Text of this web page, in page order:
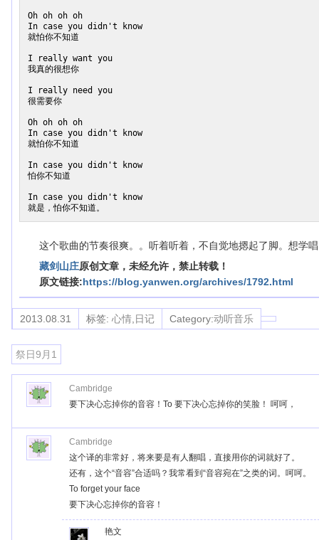
Oh oh oh oh
In case you didn't know
就怕你不知道
I really want you
我真的很想你
I really need you
很需要你
Oh oh oh oh
In case you didn't know
就怕你不知道
In case you didn't know
怕你不知道
In case you didn't know
这个歌曲的节奏很爽。。听着听着，不自觉地摁起了脚。想学
藏剑山庄原创文章，未经允许，禁止转载！
原文链接:https://blog.yanwen.org/archives/1792.html
2013.08.31 标签: 心情 日记 Category:动听音乐
祭日9月1
Cambridge
要下决心忘掉你的音容！To 要下决心忘掉你的笑脸！ 呵呵，
Cambridge
这个译的非常好，将来要是有人翻唱，直接用你的词就好了。
还有，这个“音容”合适吗？我常看到“音容宛在”之类的词。呵呵。
To forget your face
要下决心忘掉你的音容！
艳文